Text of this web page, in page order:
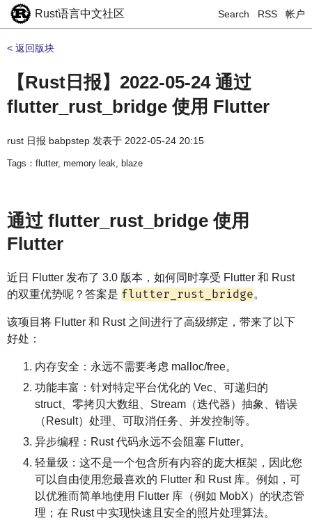
Rust语言中文社区 Search RSS 帐户
< 返回版块
【Rust日报】2022-05-24 通过
flutter_rust_bridge 使用 Flutter
rust 日报 babpstep 发表于 2022-05-24 20:15
Tags：flutter, memory leak, blaze
通过 flutter_rust_bridge 使用
Flutter
近日 Flutter 发布了 3.0 版本，如何同时享受 Flutter 和 Rust
的双重优势呢？答案是 flutter_rust_bridge。
该项目将 Flutter 和 Rust 之间进行了高级绑定，带来了以下
好处：
内存安全：永远不需要考虑 malloc/free。
功能丰富：针对特定平台优化的 Vec、可递归的
struct、零拷贝大数组、Stream（迭代器）抽象、错误
（Result）处理、可取消任务、并发控制等。
异步编程：Rust 代码永远不会阻塞 Flutter。
轻量级：这不是一个包含所有内容的庞大框架，因此您
可以自由使用您最喜欢的 Flutter 和 Rust 库。例如，可
以优雅而简单地使用 Flutter 库（例如 MobX）的状态管
理；在 Rust 中实现快速且安全的照片处理算法。